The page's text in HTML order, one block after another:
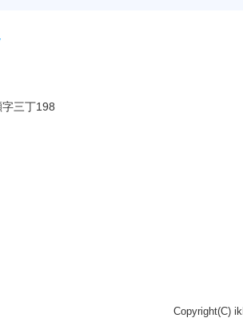
三丁198
Copyright(C)